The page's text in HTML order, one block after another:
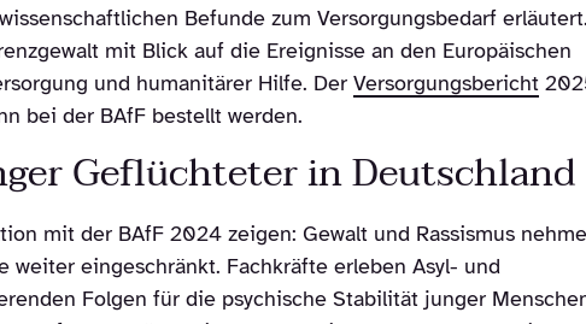
Befunde zum Versorgungsbedarf
mit Blick auf die Ereignisse an den Europäischen
und humanitärer Hilfe. Der Versorgungsbericht
bei der BAfF bestellt werden.
Geflüchteter in Deutschland
mit der BAfF 2024 zeigen: Gewalt und Rassismus
weiter eingeschränkt. Fachkräfte erleben Asyl- und
Folgen für die psychische Stabilität junger